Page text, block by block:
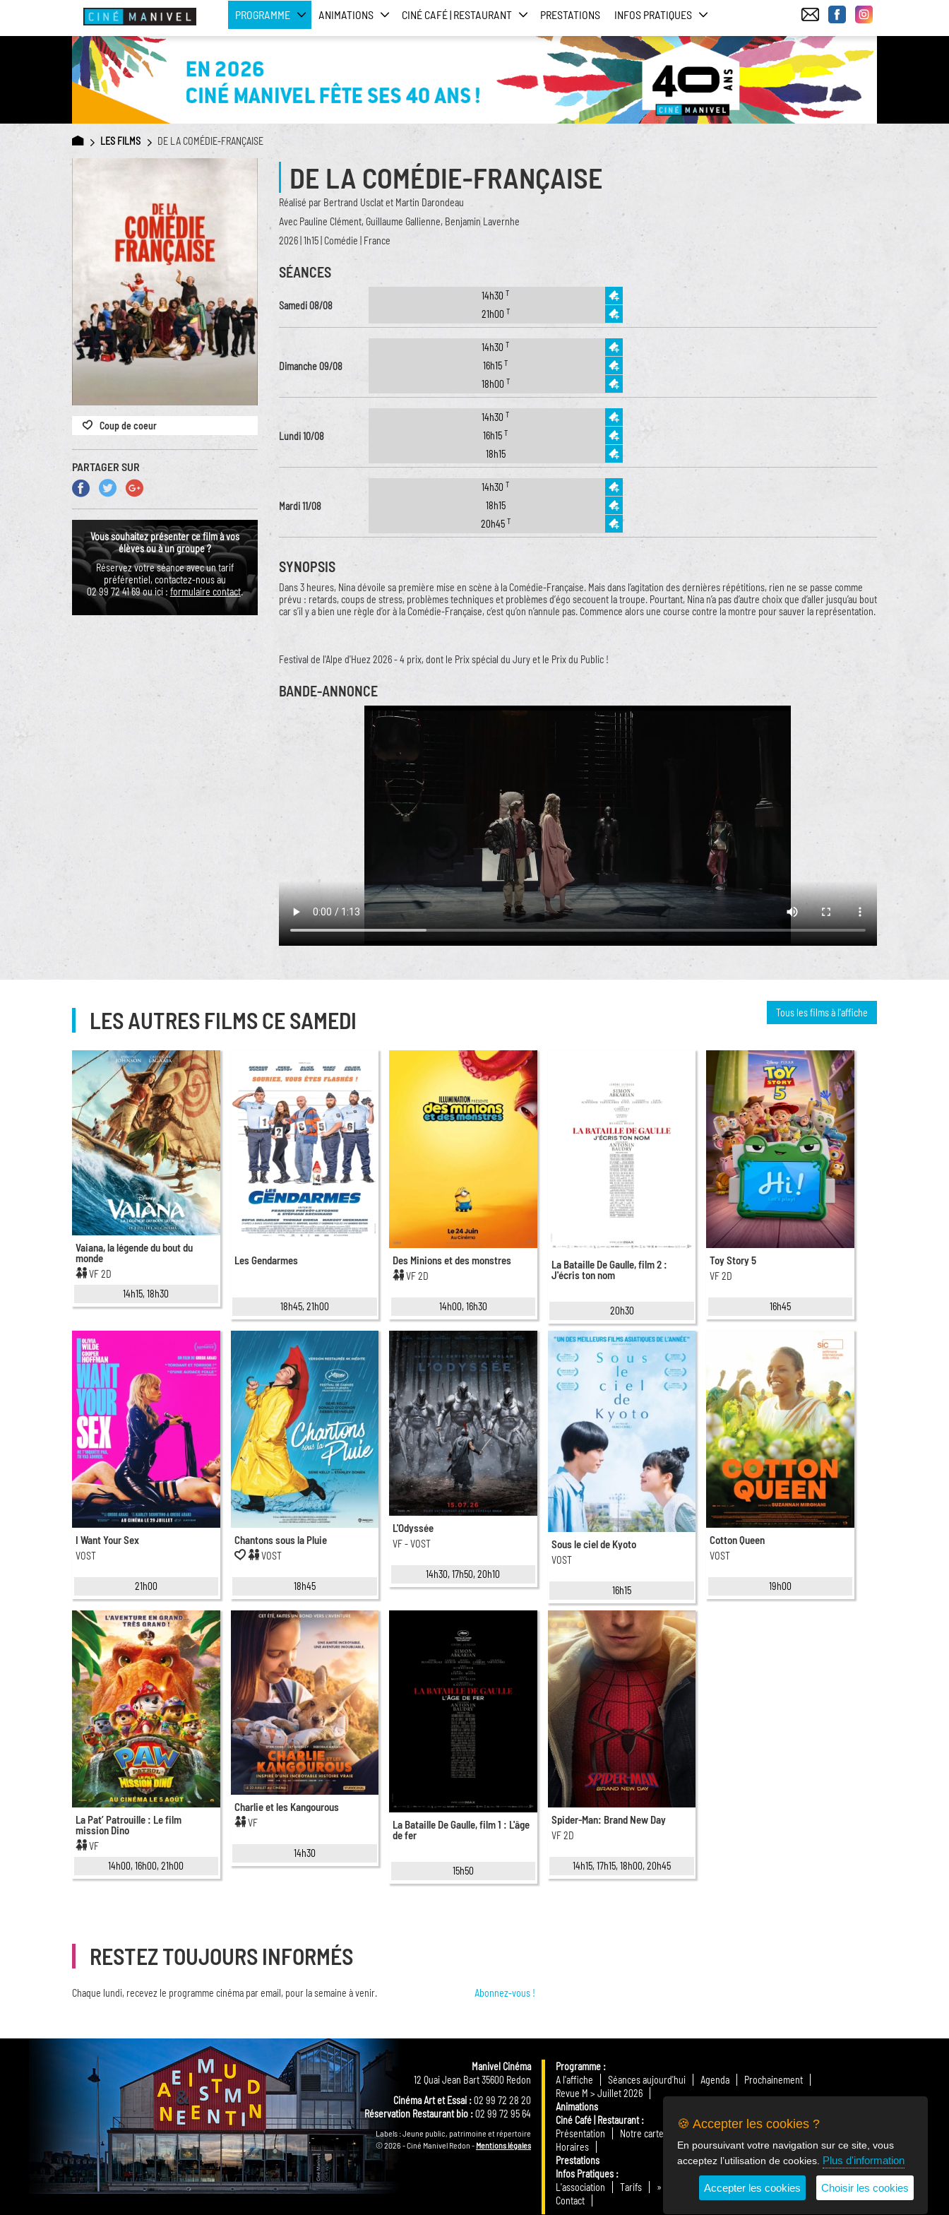
PROGRAMME ANIMATIONS CINÉ CAFÉ | RESTAURANT PRESTATIONS INFOS PRATIQUES
LES FILMS DE LA COMÉDIE-FRANÇAISE
Coup de coeur
PARTAGER SUR
Vous souhaitez présenter ce film à vos
élèves ou à un groupe ?
Réservez votre séance avec un tarif
préférentiel, contactez-nous au
02 99 72 41 69 ou ici : formulaire contact.
DE LA COMÉDIE-FRANÇAISE
Réalisé par Bertrand Usclat et Martin Darondeau
Avec Pauline Clément, Guillaume Gallienne, Benjamin Lavernhe
2026 | 1h15 | Comédie | France
SÉANCES
Samedi 08/08
14h30 T
21h00 T
Dimanche 09/08
14h30 T
16h15 T
18h00 T
Lundi 10/08
14h30 T
16h15 T
18h15
Mardi 11/08
14h30 T
18h15
20h45 T
SYNOPSIS
Dans 3 heures, Nina dévoile sa première mise en scène à la Comédie-Française. Mais dans l’agitation des dernières répétitions, rien ne se passe comme
prévu : retards, coups de stress, problèmes techniques et problèmes d’égo secouent la troupe. Pourtant, Nina n’a pas d’autre choix que d’aller jusqu’au bout
car s’il y a bien une règle d’or à la Comédie-Française, c’est qu’on n’annule pas. Commence alors une course contre la montre pour sauver la représentation.
Festival de l'Alpe d'Huez 2026 - 4 prix, dont le Prix spécial du Jury et le Prix du Public !
BANDE-ANNONCE
Tous les films à l'affiche
LES AUTRES FILMS CE SAMEDI
Vaiana, la légende du bout du
monde
VF 2D
14h15, 18h30
Les Gendarmes
18h45, 21h00
Des Minions et des monstres
VF 2D
14h00, 16h30
La Bataille De Gaulle, film 2 :
J'écris ton nom
20h30
Toy Story 5
VF 2D
16h45
I Want Your Sex
VOST
21h00
Chantons sous la Pluie
VOST
18h45
L'Odyssée
VF - VOST
14h30, 17h50, 20h10
Sous le ciel de Kyoto
VOST
16h15
Cotton Queen
VOST
19h00
La Pat’ Patrouille : Le film
mission Dino
VF
14h00, 16h00, 21h00
Charlie et les Kangourous
VF
14h30
La Bataille De Gaulle, film 1 : L'âge
de fer
15h50
Spider-Man: Brand New Day
VF 2D
14h15, 17h15, 18h00, 20h45
RESTEZ TOUJOURS INFORMÉS
Chaque lundi, recevez le programme cinéma par email, pour la semaine à venir. Abonnez-vous !
Manivel Cinéma
12 Quai Jean Bart 35600 Redon
Cinéma Art et Essai :02 99 72 28 20
Réservation Restaurant bio :02 99 72 95 64
Labels : Jeune public, patrimoine et répertoire
© 2026 - Ciné Manivel Redon - Mentions légales
Programme
A l'affiche
Séances aujourd'hui Agenda
Prochainement
Revue M > Juillet 2026
Animations
Ciné Café | Restaurant
Présentation
Notre carte » Télécharger le menu
Horaires
Prestations
Infos Pratiques
L'association
Tarifs » Billetterie en ligne
Horaires & plan d'accès
Contact
🍪 Accepter les cookies ?
En poursuivant votre navigation sur ce site, vous
acceptez l’utilisation de cookies. Plus d'information
Accepter les cookies Choisir les cookies